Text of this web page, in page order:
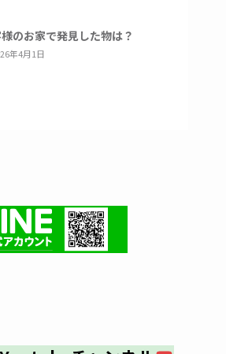
のお家で発見した物は？
年4月1日